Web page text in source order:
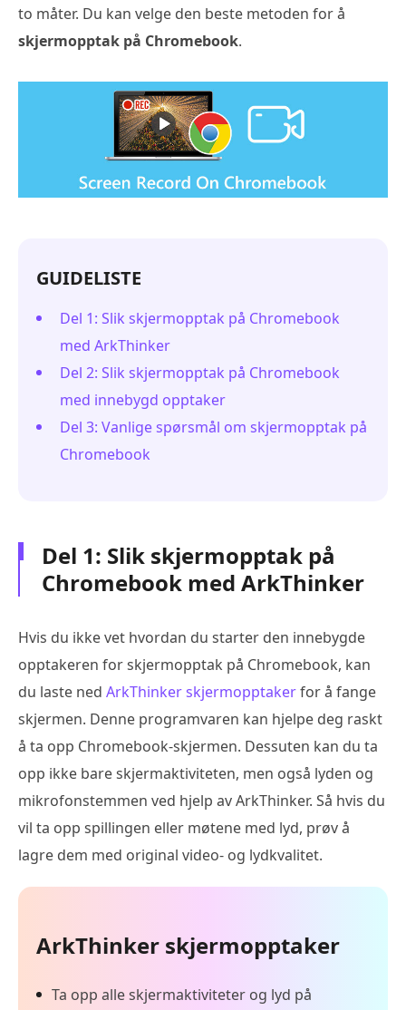
to måter. Du kan velge den beste metoden for å
skjermopptak på Chromebook.
GUIDELISTE
Del 1: Slik skjermopptak på Chromebook
med ArkThinker
Del 2: Slik skjermopptak på Chromebook
med innebygd opptaker
Del 3: Vanlige spørsmål om skjermopptak på
Chromebook
Del 1: Slik skjermopptak på
Chromebook med ArkThinker
Hvis du ikke vet hvordan du starter den innebygde
opptakeren for skjermopptak på Chromebook, kan
du laste ned ArkThinker skjermopptakerfor å fange
skjermen. Denne programvaren kan hjelpe deg raskt
å ta opp Chromebook-skjermen. Dessuten kan du ta
opp ikke bare skjermaktiviteten, men også lyden og
mikrofonstemmen ved hjelp av ArkThinker. Så hvis du
vil ta opp spillingen eller møtene med lyd, prøv å
lagre dem med original video- og lydkvalitet.
ArkThinker skjermopptaker
Ta opp alle skjermaktiviteter og lyd på